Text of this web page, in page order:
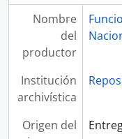
Nombre
del
productor
Institución
archivística
Origen del